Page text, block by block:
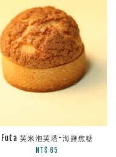
Futa 芙米泡芙塔-海鹽焦糖
NT$ 65